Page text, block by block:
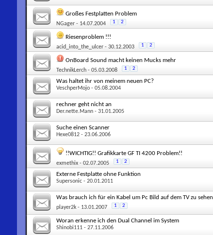
Großes Festplatten Problem
NGager - 14.07.2004 1 2
Riesenproblem !!!
acid_into_the_ulcer - 30.12.2003 1 2
OnBoard Sound macht keinen Mucks mehr
TechnikLerch - 05.03.2008 1 2
Was haltet ihr von meinem neuen PC?
VeschperMojo - 05.08.2004
rechner geht nicht an
Der.nette.Mann - 31.01.2005
Suche einen Scanner
Hexe0812 - 23.06.2006
!!WICHTIG!! Grafikkarte GF TI 4200 Problem!!
exmethix - 02.07.2005 1 2
Externe Festplatte ohne Funktion
Supersonic - 20.01.2011
Was brauch ich für ein Kabel um Pc Bild auf dem TV zu sehen
player2k - 13.01.2007 1 2
Woran erkenne ich den Dual Channel im System
Shinobi111 - 27.11.2006